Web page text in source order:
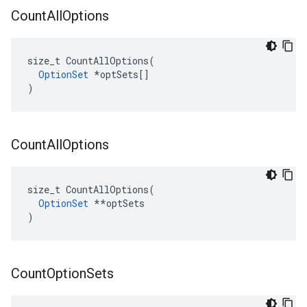
CountAllOptions
size_t CountAllOptions(
OptionSet *optSets[]
)
CountAllOptions
size_t CountAllOptions(
OptionSet **optSets
)
CountOptionSets